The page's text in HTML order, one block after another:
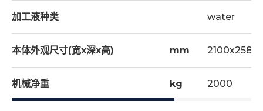
加工液种类 water
本体外观尺寸(宽x深x高) mm
机械净重 kg 2000
自动换导引头装置(AGC) (4Postion)或(直排式)
1000 rpm主轴